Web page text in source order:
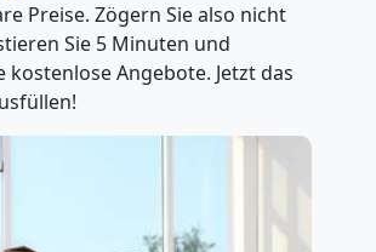
Preise. Zögern Sie also nicht
Sie 5 Minuten und
kostenlose Angebote. Jetzt das